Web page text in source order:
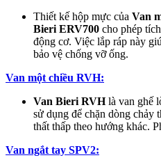
Thiết kế hộp mực của Van
Bieri ERV700 cho phép
động cơ. Việc lắp ráp này
bảo vệ chống vỡ ống.
Van một chiều RVH:
Van Bieri RVHlà van ghế
sử dụng để chặn dòng chảy
thất thấp theo hướng khác.
Van ngắt tay SPV2: